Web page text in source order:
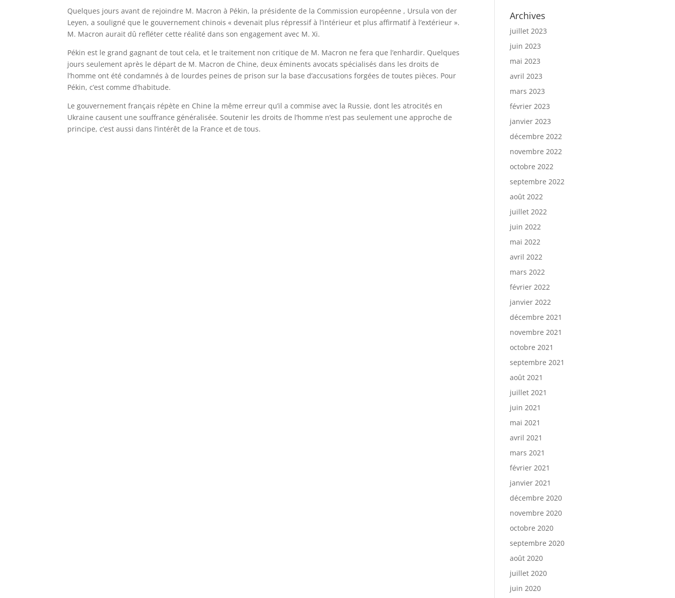
Quelques jours avant de rejoindre M. Macron à Pékin, la présidente de la Commission européenne , Ursula von der
Leyen, a souligné que le gouvernement chinois « devenait plus répressif à l’intérieur et plus affirmatif à l’extérieur ».
M. Macron aurait dû refléter cette réalité dans son engagement avec M. Xi.
Pékin est le grand gagnant de tout cela, et le traitement non critique de M. Macron ne fera que l’enhardir. Quelques
jours seulement après le départ de M. Macron de Chine, deux éminents avocats spécialisés dans les droits de
l’homme ont été condamnés à de lourdes peines de prison sur la base d’accusations forgées de toutes pièces. Pour
Pékin, c’est comme d’habitude.
Le gouvernement français répète en Chine la même erreur qu’il a commise avec la Russie, dont les atrocités en
Ukraine causent une souffrance généralisée. Soutenir les droits de l’homme n’est pas seulement une approche de
principe, c’est aussi dans l’intérêt de la France et de tous.
Archives
juillet 2023
juin 2023
mai 2023
avril 2023
mars 2023
février 2023
janvier 2023
décembre 2022
novembre 2022
octobre 2022
septembre 2022
août 2022
juillet 2022
juin 2022
mai 2022
avril 2022
mars 2022
février 2022
janvier 2022
décembre 2021
novembre 2021
octobre 2021
septembre 2021
août 2021
juillet 2021
juin 2021
mai 2021
avril 2021
mars 2021
février 2021
janvier 2021
décembre 2020
novembre 2020
octobre 2020
septembre 2020
août 2020
juillet 2020
juin 2020